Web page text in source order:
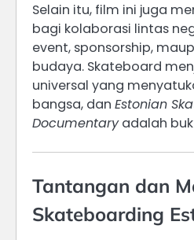
Selain itu, film ini juga
bagi kolaborasi lintas
event, sponsorship,
budaya. Skateboard
universal yang
bangsa, dan Estonian
Documentaryadalah
Tantangan dan
Skateboarding